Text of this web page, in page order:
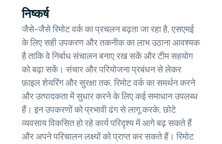
निष्कर्ष
जैसे-जैसे रिमोट वर्क का प्रचलन बढ़ता जा रहा है, एसएमई
के लिए सही उपकरण और तकनीक का लाभ उठाना आवश्यक
है ताकि वे निर्बाध संचालन बनाए रख सकें और टीम सहयोग
को बढ़ा सकें। संचार और परियोजना प्रबंधन से लेकर
फ़ाइल शेयरिंग और सुरक्षा तक, रिमोट वर्क का समर्थन करने
और उत्पादकता में सुधार करने के लिए कई समाधान उपलब्ध
हैं। इन उपकरणों को प्रभावी ढंग से लागू करके, छोटे
व्यवसाय विकसित हो रहे कार्य परिदृश्य में आगे बढ़ सकते हैं
और अपने परिचालन लक्ष्यों को प्राप्त कर सकते हैं। रिमोट